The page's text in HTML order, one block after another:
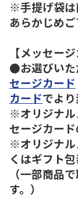
※手提げ袋は
あらかじめご
【メッセー
●お選びいた
セージカード
カードでより
※オリジナル
セージカード
※オリジナル
くはギフト
（一部商品
す。）